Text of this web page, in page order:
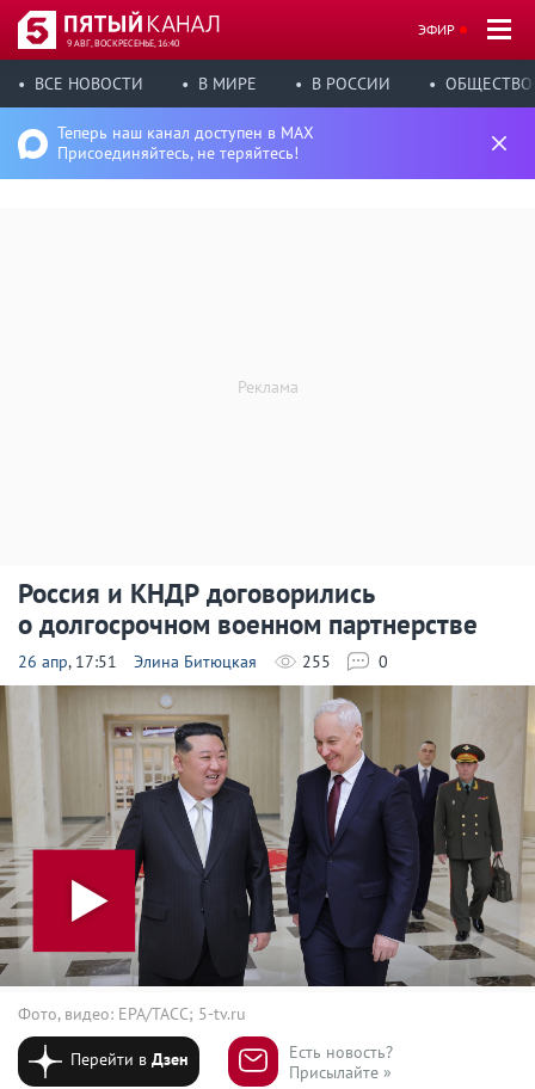
9 АВГ, ВОСКРЕСЕНЬЕ, 16:40
ЭФИР
ВСЕ НОВОСТИ В МИРЕ В РОССИИ ОБЩЕСТВО
Теперь наш канал доступен в MAX
Присоединяйтесь, не теряйтесь!
Россия и КНДР договорились
о долгосрочном военном партнерстве
26 апр, 17:51 Элина Битюцкая 255 0
Фото, видео: EPA/ТАСС; 5-tv.ru
Перейти вДзен
Есть новость?
Присылайте »